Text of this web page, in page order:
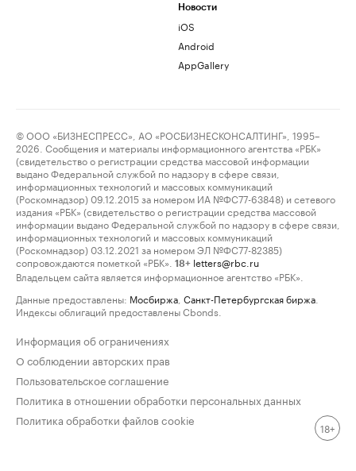
Новости
iOS
Android
AppGallery
© ООО «БИЗНЕСПРЕСС», АО «РОСБИЗНЕСКОНСАЛТИНГ», 1995–
2026. Сообщения и материалы информационного агентства «РБК»
(свидетельство о регистрации средства массовой информации
выдано Федеральной службой по надзору в сфере связи,
информационных технологий и массовых коммуникаций
(Роскомнадзор) 09.12.2015 за номером ИА №ФС77-63848) и сетевого
издания «РБК» (свидетельство о регистрации средства массовой
информации выдано Федеральной службой по надзору в сфере связи,
информационных технологий и массовых коммуникаций
(Роскомнадзор) 03.12.2021 за номером ЭЛ №ФС77-82385)
сопровождаются пометкой «РБК».
18+ letters@rbc.ru
Владельцем сайта является информационное агентство «РБК».
Данные предоставлены: Мосбиржа Санкт-Петербургская биржа
Индексы облигаций предоставлены Cbonds.
Информация об ограничениях
О соблюдении авторских прав
Пользовательское соглашение
Политика в отношении обработки персональных данных
Политика обработки файлов cookie
18+